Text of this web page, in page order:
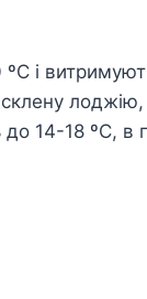
і
лоджію,
14-18 ºC, в